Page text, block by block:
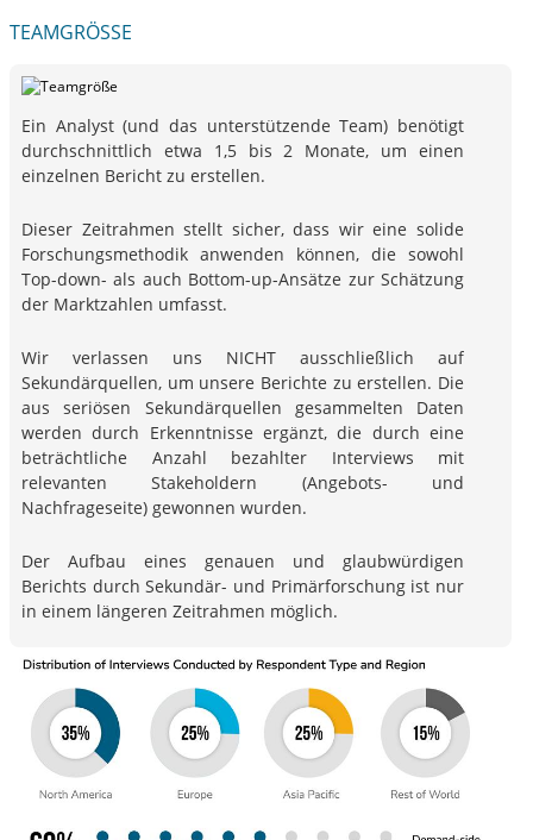
TEAMGRÖSSE
Ein Analyst (und das unterstützende Team) benötigt
durchschnittlich etwa 1,5 bis 2 Monate, um einen
einzelnen Bericht zu erstellen.
Dieser Zeitrahmen stellt sicher, dass wir eine solide
Forschungsmethodik anwenden können, die sowohl
Top-down- als auch Bottom-up-Ansätze zur Schätzung
der Marktzahlen umfasst.
Wir verlassen uns NICHT ausschließlich auf
Sekundärquellen, um unsere Berichte zu erstellen. Die
aus seriösen Sekundärquellen gesammelten Daten
werden durch Erkenntnisse ergänzt, die durch eine
beträchtliche Anzahl bezahlter Interviews mit
relevanten Stakeholdern (Angebots- und
Nachfrageseite) gewonnen wurden.
Der Aufbau eines genauen und glaubwürdigen
Berichts durch Sekundär- und Primärforschung ist nur
in einem längeren Zeitrahmen möglich.